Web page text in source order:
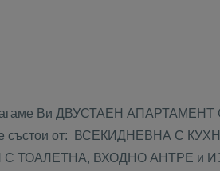
Ви ДВУСТАЕН
състои от: ВСЕКИДНЕВНА С
ТОАЛЕТНА, ВХОДНО АНТРЕ и